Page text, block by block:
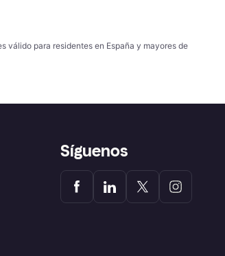
válido para residentes en España y mayores de
Síguenos